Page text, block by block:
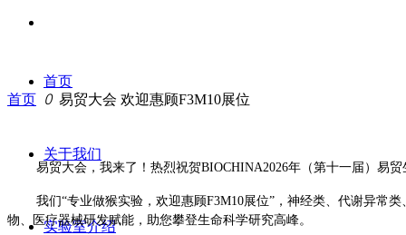
首页
关于我们
实验室介绍
首页 ꄲ 易贸大会 欢迎惠顾F3M10展位
易贸大会，我来了！热烈祝贺BIOCHINA2026年（第十一届）易
我们“专业做猴实验，欢迎惠顾F3M10展位”，神经类、代谢异常
物、医疗器械研发赋能，助您攀登生命科学研究高峰。